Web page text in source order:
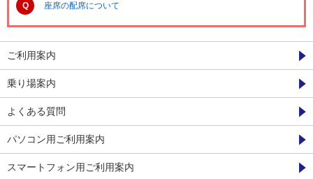
Q 座席の配席について
ご利用案内
乗り場案内
よくある質問
パソコン用ご利用案内
スマートフォン用ご利用案内